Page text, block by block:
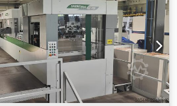
UDFØRSEL -
- Justerbare bag- og sidestyr
- Bremsebørste. - Manuel non-
EKSTRAUDSTYR B MASKINE 1 B-1
stativ l C INDFØDER 1 C-4 Manuel
1 E-5
1 E-55 Justerbart støtteplade-
F